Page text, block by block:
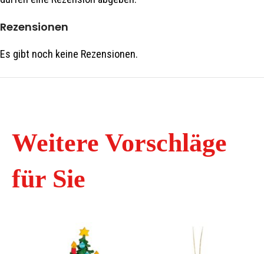
Rezensionen
Es gibt noch keine Rezensionen.
Weitere Vorschläge
für Sie